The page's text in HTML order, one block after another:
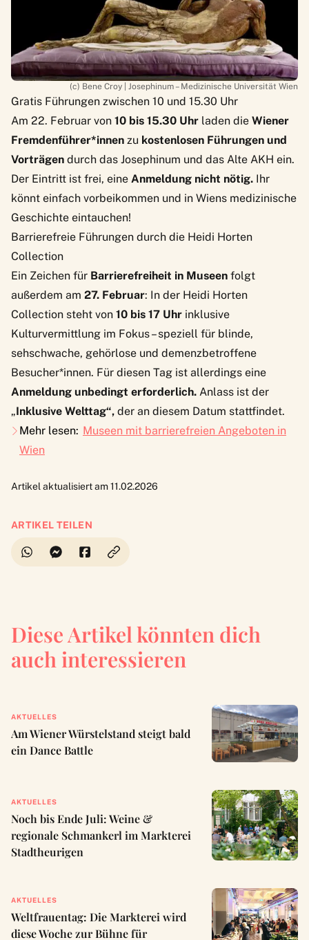
(c) Bene Croy | Josephinum – Medizinische Universität Wien
Gratis Führungen zwischen 10 und 15.30 Uhr
Am 22. Februar von 10 bis 15.30 Uhr laden die Wiener
Fremdenführer*innen zu kostenlosen Führungen und
Vorträgen durch das Josephinum und das Alte AKH ein.
Der Eintritt ist frei, eine Anmeldung nicht nötig. Ihr
könnt einfach vorbeikommen und in Wiens medizinische
Geschichte eintauchen!
Barrierefreie Führungen durch die Heidi Horten
Collection
Ein Zeichen für Barrierefreiheit in Museen folgt
außerdem am 27. Februar: In der Heidi Horten
Collection steht von 10 bis 17 Uhr inklusive
Kulturvermittlung im Fokus – speziell für blinde,
sehschwache, gehörlose und demenzbetroffene
Besucher*innen. Für diesen Tag ist allerdings eine
Anmeldung unbedingt erforderlich. Anlass ist der
„Inklusive Welttag“, der an diesem Datum stattfindet.
Mehr lesen: Museen mit barrierefreien Angeboten in
Wien
Artikel aktualisiert am 11.02.2026
ARTIKEL TEILEN
Diese Artikel könnten dich
auch interessieren
AKTUELLES
Am Wiener Würstelstand steigt bald
ein Dance Battle
AKTUELLES
Noch bis Ende Juli: Weine &
regionale Schmankerl im Markterei
Stadtheurigen
AKTUELLES
Weltfrauentag: Die Markterei wird
diese Woche zur Bühne für